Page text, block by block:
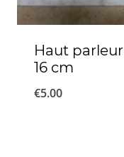
Haut parleur
16 cm
€5.00